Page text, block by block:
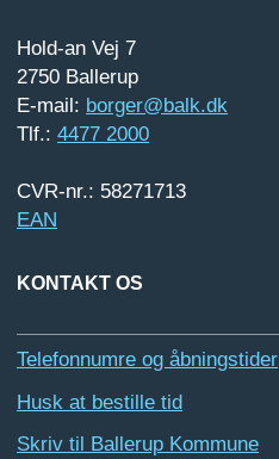
Hold-an Vej 7
2750 Ballerup
E-mail: borger@balk.dk
Tlf.: 4477 2000
CVR-nr.: 58271713
EAN
KONTAKT OS
Telefonnumre og åbningstider
Husk at bestille tid
Skriv til Ballerup Kommune